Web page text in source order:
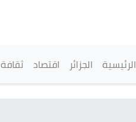
القائمة الرئيسية
الرئيسية الجزائر اقتصاد ثقافة